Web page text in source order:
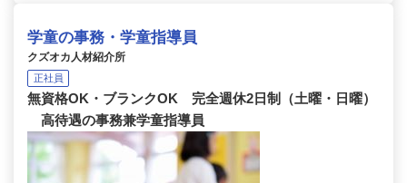
学童の事務・学童指導員
クズオカ人材紹介所
正社員
無資格OK・ブランクOK 完全週休2日制（土曜・日曜）
高待遇の事務兼学童指導員